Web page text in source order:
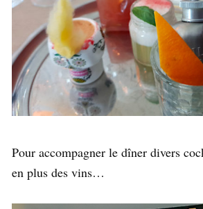
Pour accompagner le dîner divers
en plus des vins…